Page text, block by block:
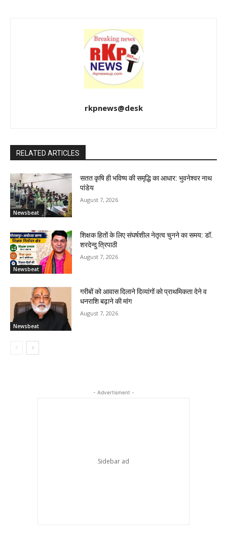
rkpnews@desk
RELATED ARTICLES
Newsbeat
सतत कृषि ही भविष्य की समृद्धि का आधार: भुवनेश्वर नाथ
पांडेय
August 7, 2026
Newsbeat
शिक्षक हितों के लिए संघर्षशील नेतृत्व चुनने का समय: डॉ.
शरदेन्दु त्रिपाठी
August 7, 2026
Newsbeat
गरीबों को आवास दिलाने दिव्यांगों को प्राथमिकता देने व
धनराशि बढ़ाने की मांग
August 7, 2026
- Advertisment -